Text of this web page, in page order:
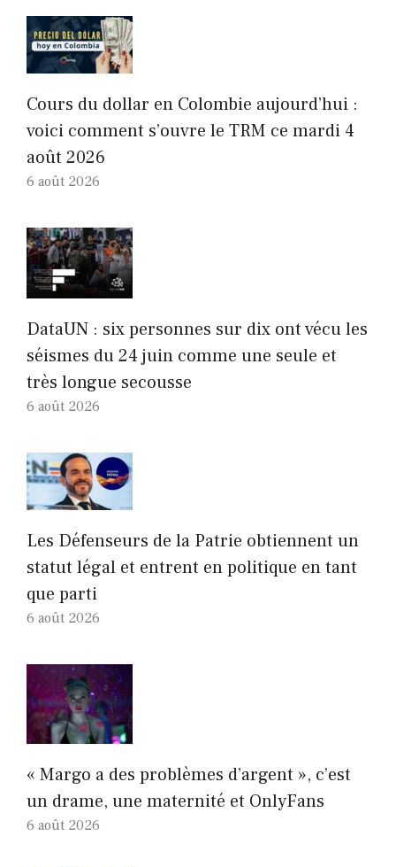
Cours du dollar en Colombie aujourd’hui :
voici comment s’ouvre le TRM ce mardi 4
août 2026
6 août 2026
DataUN : six personnes sur dix ont vécu les
séismes du 24 juin comme une seule et
très longue secousse
6 août 2026
Les Défenseurs de la Patrie obtiennent un
statut légal et entrent en politique en tant
que parti
6 août 2026
« Margo a des problèmes d’argent », c’est
un drame, une maternité et OnlyFans
6 août 2026